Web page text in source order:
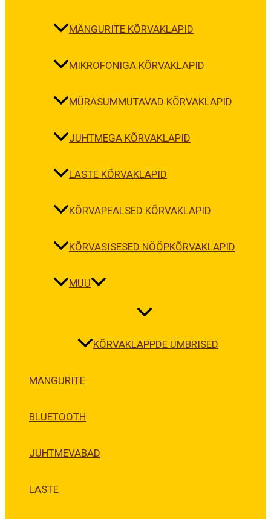
MÄNGURITE KÕRVAKLAPID
MIKROFONIGA KÕRVAKLAPID
MÜRASUMMUTAVAD KÕRVAKLAPID
JUHTMEGA KÕRVAKLAPID
LASTE KÕRVAKLAPID
KÕRVAPEALSED KÕRVAKLAPID
KÕRVASISESED NÖÖPKÕRVAKLAPID
MUU
KÕRVAKLAPPDE ÜMBRISED
MÄNGURITE
BLUETOOTH
JUHTMEVABAD
LASTE